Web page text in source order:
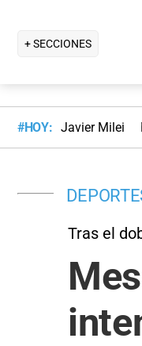
+ SECCIONES
#HOY: Javier Milei
Tras el